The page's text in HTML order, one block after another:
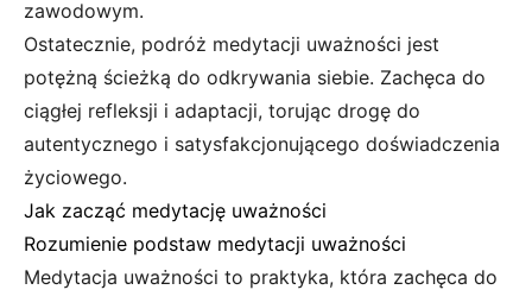
zawodowym.
Ostatecznie, podróż medytacji uważności jest
potężną ścieżką do odkrywania siebie. Zachęca do
ciągłej refleksji i adaptacji, torując drogę do
autentycznego i satysfakcjonującego doświadczenia
życiowego.
Jak zacząć medytację uważności
Rozumienie podstaw medytacji uważności
Medytacja uważności to praktyka, która zachęca do